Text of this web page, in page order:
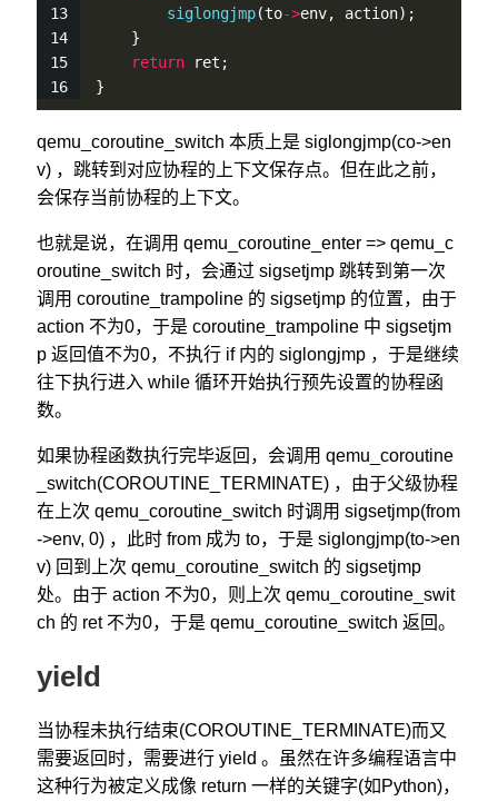
siglongjmp(to->env, action);
    }
return ret;
}
qemu_coroutine_switch 本质上是 siglongjmp(co->en
v) ，跳转到对应协程的上下文保存点。但在此之前，
会保存当前协程的上下文。
也就是说，在调用 qemu_coroutine_enter => qemu_c
oroutine_switch 时，会通过 sigsetjmp 跳转到第一次
调用 coroutine_trampoline 的 sigsetjmp 的位置，由于
action 不为0，于是 coroutine_trampoline 中 sigsetjm
p 返回值不为0，不执行 if 内的 siglongjmp ，于是继续
往下执行进入 while 循环开始执行预先设置的协程函
数。
如果协程函数执行完毕返回，会调用 qemu_coroutine
_switch(COROUTINE_TERMINATE) ，由于父级协程
在上次 qemu_coroutine_switch 时调用 sigsetjmp(from
->env, 0) ，此时 from 成为 to，于是 siglongjmp(to->en
v) 回到上次 qemu_coroutine_switch 的 sigsetjmp
处。由于 action 不为0，则上次 qemu_coroutine_swit
ch 的 ret 不为0，于是 qemu_coroutine_switch 返回。
yield
当协程未执行结束(COROUTINE_TERMINATE)而又
需要返回时，需要进行 yield 。虽然在许多编程语言中
这种行为被定义成像 return 一样的关键字(如Python)，